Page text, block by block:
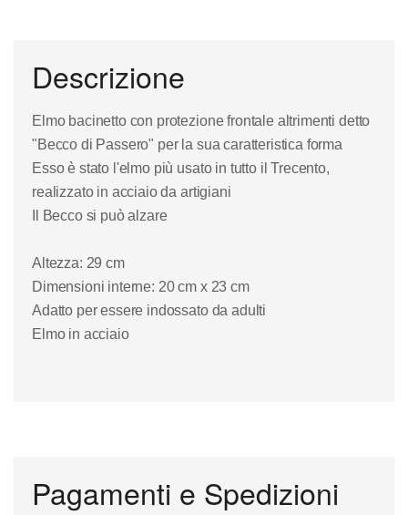
Descrizione
Elmo bacinetto con protezione frontale altrimenti detto
"Becco di Passero" per la sua caratteristica forma
Esso è stato l'elmo più usato in tutto il Trecento,
realizzato in acciaio da artigiani
Il Becco si può alzare
Altezza: 29 cm
Dimensioni interne: 20 cm x 23 cm
Adatto per essere indossato da adulti
Elmo in acciaio
Pagamenti e Spedizioni